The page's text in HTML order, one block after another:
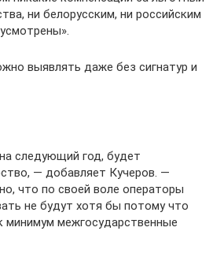
ни белорусским, ни российским
выявлять даже без сигнатур и
следующий год, будет
— добавляет Кучеров. —
что по своей воле операторы
не будут хотя бы потому что
минимум межгосударственные